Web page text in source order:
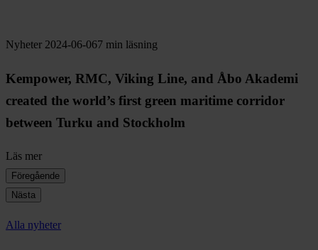
Nyheter 2024-06-067 min läsning
Kempower, RMC, Viking Line, and Åbo Akademi
created the world’s first green maritime corridor
between Turku and Stockholm
Läs mer
Föregående
Nästa
Alla nyheter